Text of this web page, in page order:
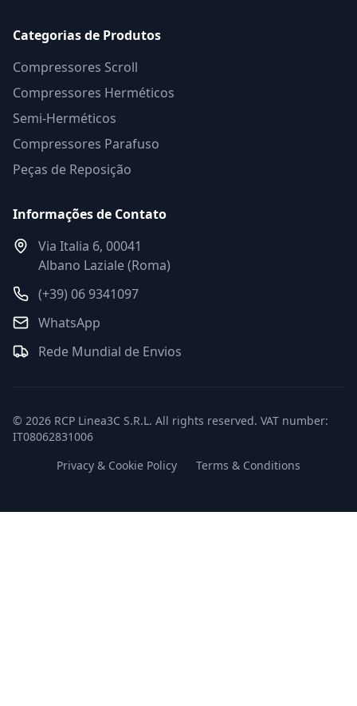
Categorias de Produtos
Compressores Scroll
Compressores Herméticos
Semi-Herméticos
Compressores Parafuso
Peças de Reposição
Informações de Contato
Via Italia 6, 00041
Albano Laziale (Roma)
(+39) 06 9341097
WhatsApp
Rede Mundial de Envios
© 2026 RCP Linea3C S.R.L. All rights reserved. VAT number:
IT08062831006
Privacy & Cookie Policy
Terms & Conditions